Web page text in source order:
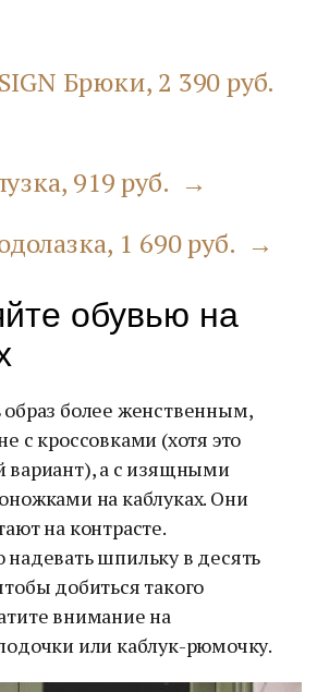
Брюки, 2 390 руб.
919 руб. →
1 690 руб. →
обувью на
более женственным,
с кроссовками (хотя это
вариант), а с изящными
на каблуках. Они
на контрасте.
надевать шпильку в десять
добиться такого
внимание на
или каблук-рюмочку.